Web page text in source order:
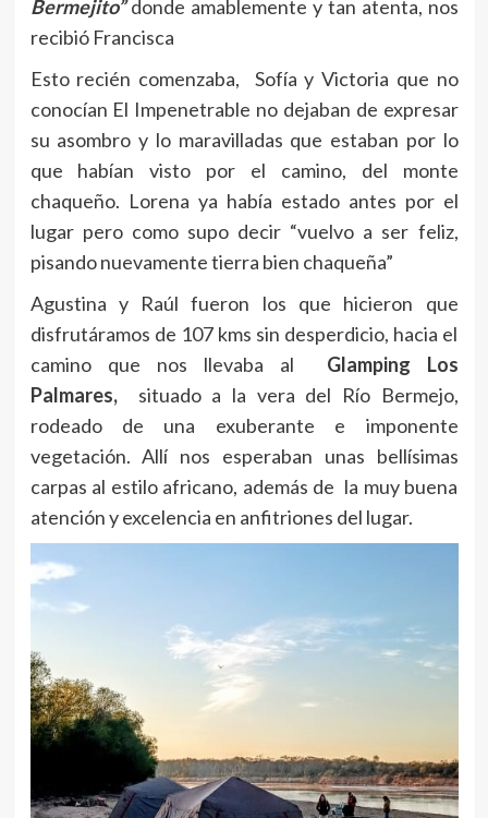
Bermejito” donde amablemente y tan atenta, nos
recibió Francisca
Esto recién comenzaba, Sofía y Victoria que no
conocían El Impenetrable no dejaban de expresar
su asombro y lo maravilladas que estaban por lo
que habían visto por el camino, del monte
chaqueño. Lorena ya había estado antes por el
lugar pero como supo decir “vuelvo a ser feliz,
pisando nuevamente tierra bien chaqueña”
Agustina y Raúl fueron los que hicieron que
disfrutáramos de 107 kms sin desperdicio, hacia el
camino que nos llevaba al Glamping Los
Palmares,situado a la vera del Río Bermejo,
rodeado de una exuberante e imponente
vegetación. Allí nos esperaban unas bellísimas
carpas al estilo africano, además de la muy buena
atención y excelencia en anfitriones del lugar.